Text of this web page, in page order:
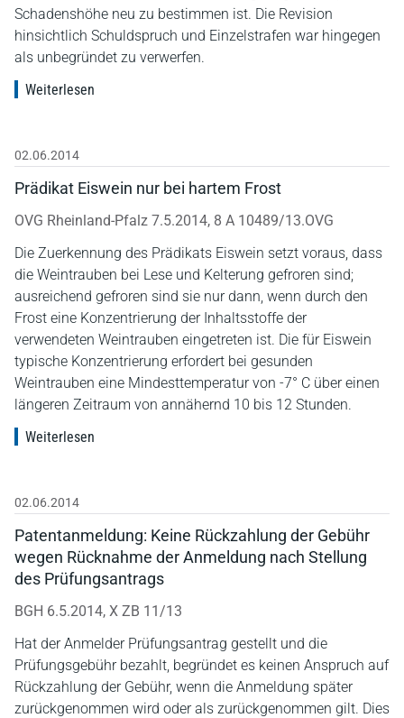
Schadenshöhe neu zu bestimmen ist. Die Revision
hinsichtlich Schuldspruch und Einzelstrafen war hingegen
als unbegründet zu verwerfen.
Weiterlesen
02.06.2014
Prädikat Eiswein nur bei hartem Frost
OVG Rheinland-Pfalz 7.5.2014, 8 A 10489/13.OVG
Die Zuerkennung des Prädikats Eiswein setzt voraus, dass
die Weintrauben bei Lese und Kelterung gefroren sind;
ausreichend gefroren sind sie nur dann, wenn durch den
Frost eine Konzentrierung der Inhaltsstoffe der
verwendeten Weintrauben eingetreten ist. Die für Eiswein
typische Konzentrierung erfordert bei gesunden
Weintrauben eine Mindesttemperatur von -7° C über einen
längeren Zeitraum von annähernd 10 bis 12 Stunden.
Weiterlesen
02.06.2014
Patentanmeldung: Keine Rückzahlung der Gebühr
wegen Rücknahme der Anmeldung nach Stellung
des Prüfungsantrags
BGH 6.5.2014, X ZB 11/13
Hat der Anmelder Prüfungsantrag gestellt und die
Prüfungsgebühr bezahlt, begründet es keinen Anspruch auf
Rückzahlung der Gebühr, wenn die Anmeldung später
zurückgenommen wird oder als zurückgenommen gilt. Dies